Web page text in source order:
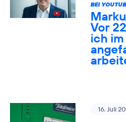
BEI
Vor
ich
16. Juli